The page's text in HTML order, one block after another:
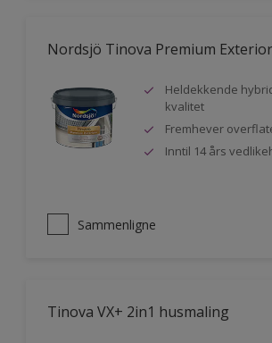
Nordsjö Tinova Premium
Heldekkende
kvalitet
Fremhever
Inntil 14 års
Sammenligne
Tinova VX+ 2in1 husmaling